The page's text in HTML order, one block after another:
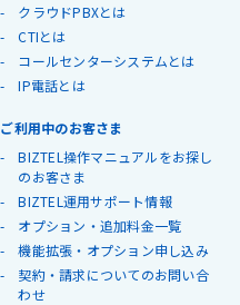
クラウドPBXとは
CTIとは
コールセンターシステムとは
IP電話とは
ご利用中のお客さま
BIZTEL操作マニュアルをお探し
のお客さま
BIZTEL運用サポート情報
オプション・追加料金一覧
機能拡張・オプション申し込み
契約・請求についてのお問い合
わせ